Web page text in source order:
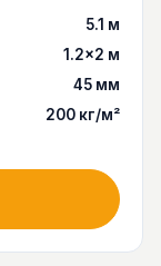
5.1 м
1.2×2 м
45 мм
200 кг/м²